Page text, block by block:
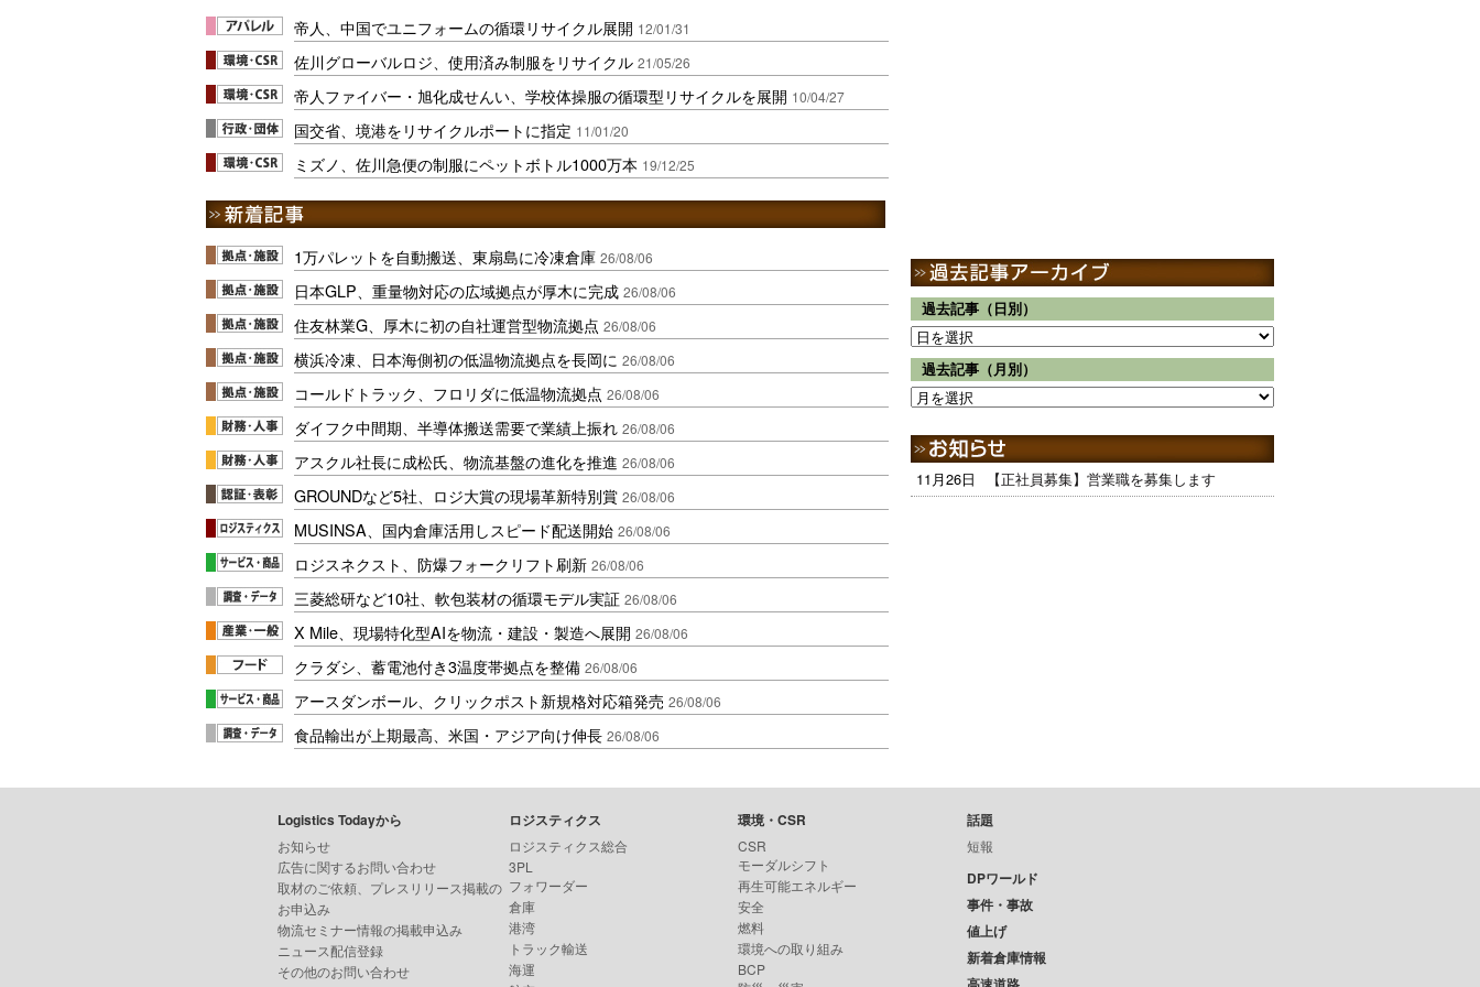
帝人、中国でユニフォームの循環リサイクル展開 12/01/31
佐川グローバルロジ、使用済み制服をリサイクル 21/05/26
帝人ファイバー・旭化成せんい、学校体操服の循環型リサイクルを展開 10/04/27
国交省、境港をリサイクルポートに指定 11/01/20
ミズノ、佐川急便の制服にペットボトル1000万本 19/12/25
1万パレットを自動搬送、東扇島に冷凍倉庫 26/08/06
日本GLP、重量物対応の広域拠点が厚木に完成 26/08/06
住友林業G、厚木に初の自社運営型物流拠点 26/08/06
横浜冷凍、日本海側初の低温物流拠点を長岡に 26/08/06
コールドトラック、フロリダに低温物流拠点 26/08/06
ダイフク中間期、半導体搬送需要で業績上振れ 26/08/06
アスクル社長に成松氏、物流基盤の進化を推進 26/08/06
GROUNDなど5社、ロジ大賞の現場革新特別賞 26/08/06
MUSINSA、国内倉庫活用しスピード配送開始 26/08/06
ロジスネクスト、防爆フォークリフト刷新 26/08/06
三菱総研など10社、軟包装材の循環モデル実証 26/08/06
X Mile、現場特化型AIを物流・建設・製造へ展開 26/08/06
クラダシ、蓄電池付き3温度帯拠点を整備 26/08/06
アースダンボール、クリックポスト新規格対応箱発売 26/08/06
食品輸出が上期最高、米国・アジア向け伸長 26/08/06
過去記事（日別）
過去記事（月別）
11月26日 【正社員募集】営業職を募集します
Logistics Todayから
お知らせ
広告に関するお問い合わせ
取材のご依頼、プレスリリース掲載の
お申込み
物流セミナー情報の掲載申込み
ニュース配信登録
その他のお問い合わせ
ロジスティクス
ロジスティクス総合
3PL
フォワーダー
倉庫
港湾
トラック輸送
海運
環境・CSR
CSR
モーダルシフト
再生可能エネルギー
安全
燃料
環境への取り組み
BCP
話題
短報
DPワールド
事件・事故
値上げ
新着倉庫情報